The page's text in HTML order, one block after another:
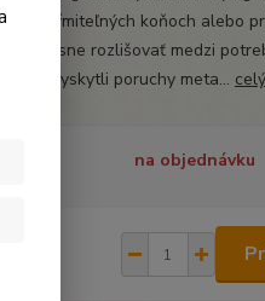
kŕmiteľných koňoch alebo
jasne rozlišovať medzi
sa už vyskytli poruchy meta...
na objednávku